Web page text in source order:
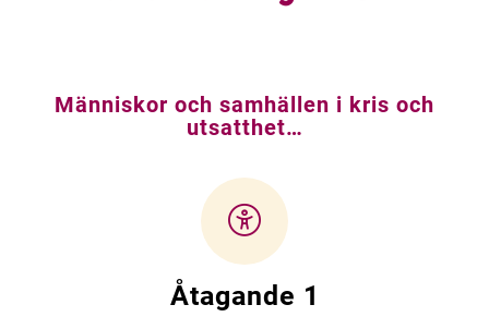
Människor och samhällen i kris och
utsatthet…
Åtagande 1